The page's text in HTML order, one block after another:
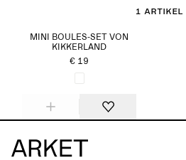
1 Artikel
MINI BOULES-SET VON
KIKKERLAND
€ 19